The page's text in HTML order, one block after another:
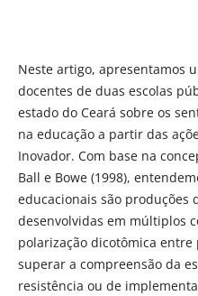
Neste artigo, apresentamos
docentes de duas escolas
estado do Ceará sobre os
na educação a partir das
Inovador. Com base na
Ball e Bowe (1998),
educacionais são produções
desenvolvidas em múltiplos
polarização dicotômica
superar a compreensão da
resistência ou de